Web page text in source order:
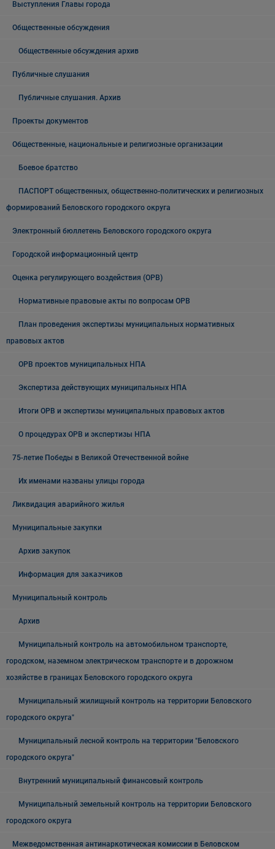
Выступления Главы города
Общественные обсуждения
Общественные обсуждения архив
Публичные слушания
Публичные слушания. Архив
Проекты документов
Общественные, национальные и религиозные организации
Боевое братство
ПАСПОРТ общественных, общественно-политических и религиозных
формирований Беловского городского округа
Электронный бюллетень Беловского городского округа
Городской информационный центр
Оценка регулирующего воздействия (ОРВ)
Нормативные правовые акты по вопросам ОРВ
План проведения экспертизы муниципальных нормативных
правовых актов
ОРВ проектов муниципальных НПА
Экспертиза действующих муниципальных НПА
Итоги ОРВ и экспертизы муниципальных правовых актов
О процедурах ОРВ и экспертизы НПА
75-летие Победы в Великой Отечественной войне
Их именами названы улицы города
Ликвидация аварийного жилья
Муниципальные закупки
Архив закупок
Информация для заказчиков
Муниципальный контроль
Архив
Муниципальный контроль на автомобильном транспорте,
городском, наземном электрическом транспорте и в дорожном
хозяйстве в границах Беловского городского округа
Муниципальный жилищный контроль на территории Беловского
городского округа"
Муниципальный лесной контроль на территории "Беловского
городского округа"
Внутренний муниципальный финансовый контроль
Муниципальный земельный контроль на территории Беловского
городского округа
Межведомственная антинаркотическая комиссии в Беловском